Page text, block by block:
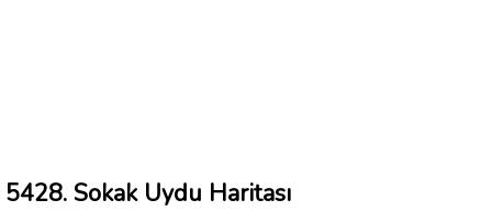
5428. Sokak Uydu Haritası